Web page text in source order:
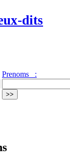
dits
Prenoms :